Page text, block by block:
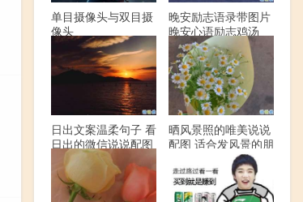
单目摄像头与双目摄
像头
晚安励志语录带图片
晚安心语励志鸡汤
日出文案温柔句子 看
日出的微信说说配图
晒风景照的唯美说说
配图 适合发风景的朋